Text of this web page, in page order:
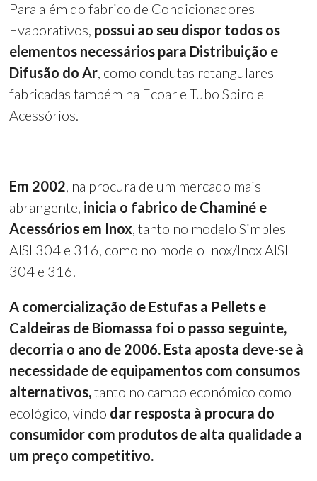
Para além do fabrico de Condicionadores
Evaporativos, possui ao seu dispor todos os
elementos necessários para Distribuição e
Difusão do Ar, como condutas retangulares
fabricadas também na Ecoar e Tubo Spiro e
Acessórios.
Em 2002, na procura de um mercado mais
abrangente, inicia o fabrico de Chaminé e
Acessórios em Inox, tanto no modelo Simples
AISI 304 e 316, como no modelo Inox/Inox AISI
304 e 316.
A comercialização de Estufas a Pellets e
Caldeiras de Biomassa foi o passo seguinte,
decorria o ano de 2006. Esta aposta deve-se à
necessidade de equipamentos com consumos
alternativos,tanto no campo económico como
ecológico, vindo dar resposta à procura do
consumidor com produtos de alta qualidade a
um preço competitivo.